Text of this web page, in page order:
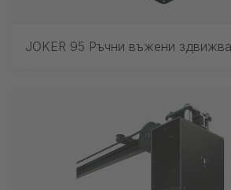
JOKER 95 Ръчни въжени